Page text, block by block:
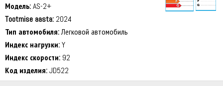
Модель:AS-2+
Tootmise aasta: 2024
Тип автомобиля:Легковой автомобиль
Индекс нагрузки:Y
Индекс скорости: 92
Код изделия:JD522